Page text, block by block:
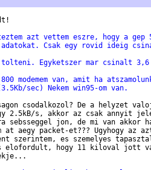
azt vettem eszre, hogy a gep
Csak egy rovid ideig
tolteni. Egyketszer mar csinalt
modemem van, amit ha
sec) Nekem win95-om van.
csodalkozol? De a helyzet
2.5kB/s, akkor az csak annyit
sebsseggel jon, de mi van akkor
at aegy packet-et??? Ugyhogy az
szerintem, es szemelyes
elofordult, hogy 11 kiloval jott